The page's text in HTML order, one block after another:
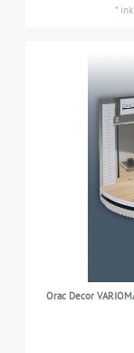
*
Orac Decor